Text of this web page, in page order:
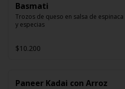
Basmati
Trozos de queso en salsa de espinaca
y especias
$10.200
Paneer Kadai con Arroz